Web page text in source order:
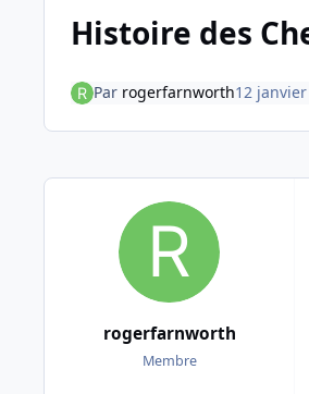
Histoire des
Par rogerfarnworth12
rogerfarnworth
Membre